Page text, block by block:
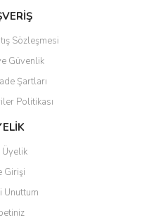
Sözleşmesi
Güvenlik
Şartları
Politikası
Üyelik
Girişi
Unuttum